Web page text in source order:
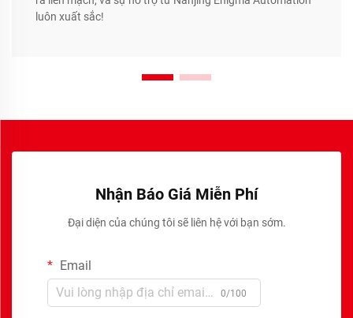
luôn xuất sắc!
Nhận Báo Giá Miễn Phí
Đại diện của chúng tôi sẽ liên hệ với bạn sớm.
Email
0/100